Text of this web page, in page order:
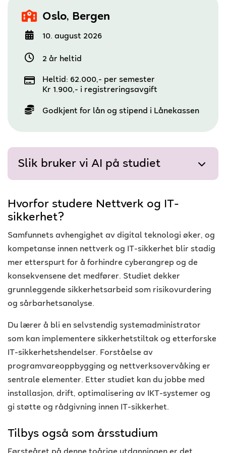
Oslo, Bergen
10. august 2026
2 år heltid
Heltid: 62.000,- per semester
Kr 1.900,- i registreringsavgift
Godkjent for lån og stipend i Lånekassen
Slik bruker vi AI på studiet
Hvorfor studere Nettverk og IT-
sikkerhet?
Samfunnets avhengighet av digital teknologi øker, og
kompetanse innen nettverk og IT-sikkerhet blir stadig
mer etterspurt for å forhindre cyberangrep og de
konsekvensene det medfører. Studiet dekker
grunnleggende sikkerhetsarbeid som risikovurdering
og sårbarhetsanalyse.
Du lærer å bli en selvstendig systemadministrator
som kan implementere sikkerhetstiltak og etterforske
IT-sikkerhetshendelser. Forståelse av
programvareoppbygging og nettverksovervåking er
sentrale elementer. Etter studiet kan du jobbe med
installasjon, drift, optimalisering av IKT-systemer og
gi støtte og rådgivning innen IT-sikkerhet.
Tilbys også som årsstudium